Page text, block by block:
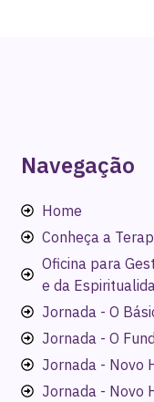
Navegação
Home
Conheça a
Oficina para
e da
Jornada - O
Jornada - O
Jornada - Novo
Jornada - Novo